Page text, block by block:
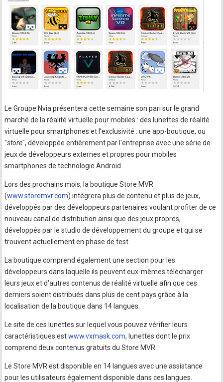
Le Groupe Nvia présentera cette semaine son pari sur le grand
marché de la réalité virtuelle pour mobiles : des lunettes de réalité
virtuelle pour smartphones et l'exclusivité : une app-boutique, ou
"store", développée entièrement par l'entreprise avec une série de
jeux de développeurs externes et propres pour mobiles
smartphones de technologie Android.
Lors des prochains mois, la boutique Store MVR
(www.storemvr.com) intègrera plus de contenu et plus de jeux,
développés par des développeurs partenaires voulant profiter de ce
nouveau canal de distribution ainsi que des jeux propres,
développés par le studio de développement du groupe et qui se
trouvent actuellement en phase de test.
La boutique comprend également une section pour les
développeurs dans laquelle ils peuvent eux-mêmes télécharger
leurs jeux et d'autres contenus de réalité virtuelle afin que ces
derniers soient distribués dans plus de cent pays grâce à la
localisation de la boutique dans 14 langues.
Le site de ces lunettes sur lequel vous pouvez vérifier leurs
caractéristiques estwww.vxmask.com, lunettes dont le prix
comprend deux contenus gratuits du Store MVR.
Le Store MVR est disponible en 14 langues avec une assistance
pour les utilisateurs également disponible dans ces langues.